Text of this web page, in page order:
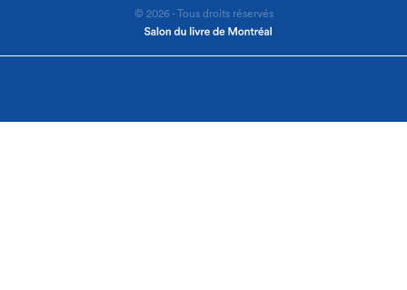
© 2026 - Tous droits réservés